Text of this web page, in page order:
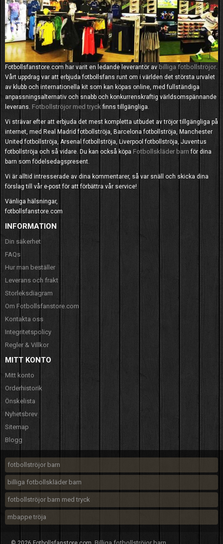
Fotbollsfanstore.com har varit en ledande leverantör av billiga fotbollströjor
Vårt uppdrag var att erbjuda fotbollsfans runt om i världen det största urvalet
av klubb och internationella kit som kan köpas online, med fullständiga
anpassningsalternativ och snabb och konkurrenskraftig världsomspännande
leverans. Fotbollströjor med tryck finns tillgängliga.
Vi strävar efter att erbjuda det mest kompletta utbudet av tröjor tillgängliga på
internet, med Real Madrid fotbollströja, Barcelona fotbollströja, Manchester
United fotbollströja, Arsenal fotbollströja, Liverpool fotbollströja, Juventus
fotbollströja och så vidare. Du kan också köpa Fotbollskläder barn för dina
barn som födelsedagspresent.
Vi är alltid intresserade av dina kommentarer, så var snäll och skicka dina
förslag till vår e-post för att förbättra vår service!
Vänliga hälsningar,
fotbollsfanstore.com
INFORMATION
Din säkerhet
FAQs
Hur man beställer
Leverans och frakt
Storleksdiagram
Om Fotbollsfanstore.com
Kontakta oss
Integritetspolicy
Regler & Villkor
MITT KONTO
Mitt konto
Orderhistorik
Önskelista
Nyhetsbrev
Sitemap
Blogg
fotbollströjor barn
billiga fotbollskläder barn
fotbollströjor barn med tryck
mbappe tröja